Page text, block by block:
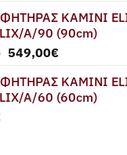
ΚΑΜΙΝΙ
A/90 (90cm)
Original
was:
579,00€.
549,00€Η
τιμή
είναι:
ΚΑΜΙΝΙ
A/60 (60cm)